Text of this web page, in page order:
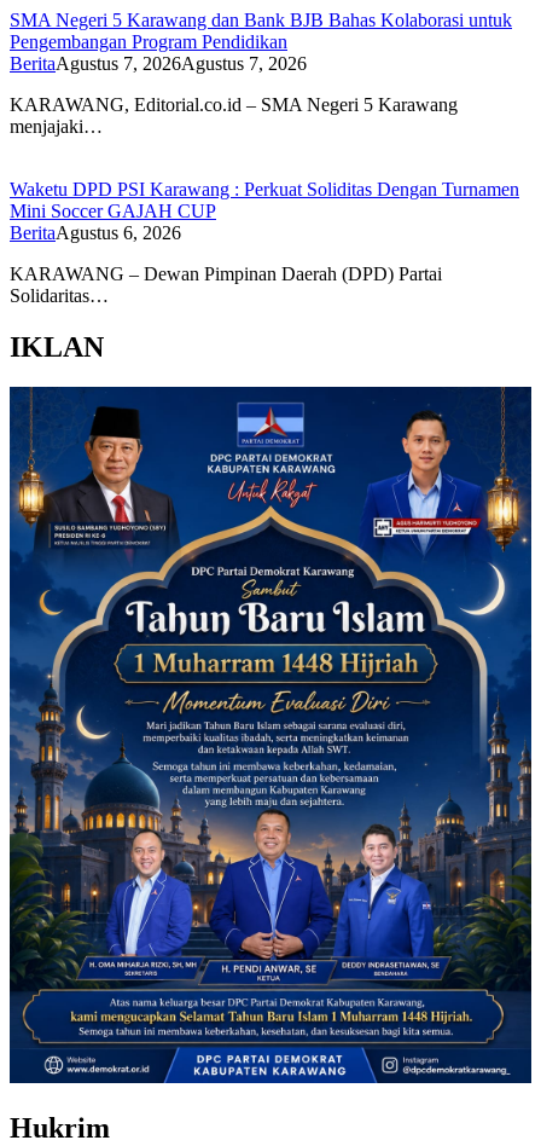
SMA Negeri 5 Karawang dan Bank BJB Bahas Kolaborasi untuk
Pengembangan Program Pendidikan
BeritaAgustus 7, 2026Agustus 7, 2026
KARAWANG, Editorial.co.id – SMA Negeri 5 Karawang
menjajaki…
Waketu DPD PSI Karawang : Perkuat Soliditas Dengan Turnamen
Mini Soccer GAJAH CUP
BeritaAgustus 6, 2026
KARAWANG – Dewan Pimpinan Daerah (DPD) Partai
Solidaritas…
IKLAN
Hukrim